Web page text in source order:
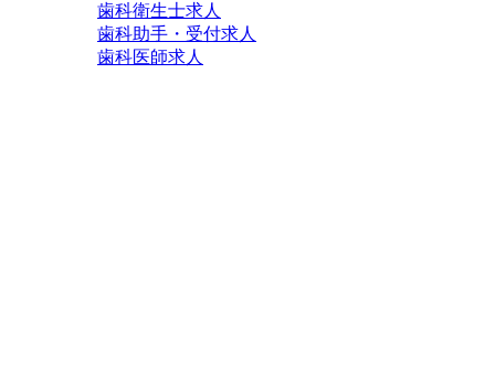
歯科衛生士求人
歯科助手・受付求人
歯科医師求人